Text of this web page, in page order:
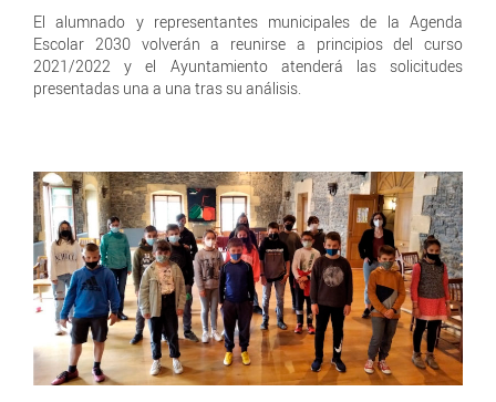
El alumnado y representantes municipales de la Agenda
Escolar 2030 volverán a reunirse a principios del curso
2021/2022 y el Ayuntamiento atenderá las solicitudes
presentadas una a una tras su análisis.